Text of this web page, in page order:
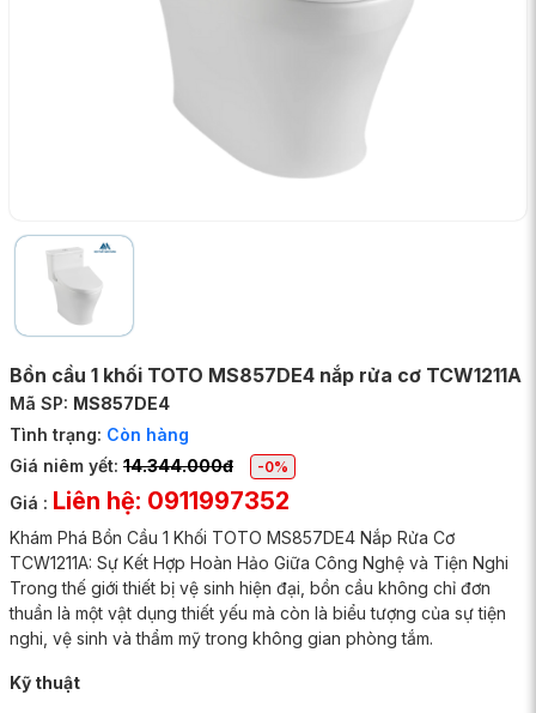
Bồn cầu 1 khối TOTO MS857DE4 nắp rửa cơ TCW1211A
Mã SP: MS857DE4
Tình trạng: Còn hàng
Giá niêm yết: 14.344.000đ -0%
Giá : Liên hệ: 0911997352
Khám Phá Bồn Cầu 1 Khối TOTO MS857DE4 Nắp Rửa Cơ
TCW1211A: Sự Kết Hợp Hoàn Hảo Giữa Công Nghệ và Tiện Nghi
Trong thế giới thiết bị vệ sinh hiện đại, bồn cầu không chỉ đơn
thuần là một vật dụng thiết yếu mà còn là biểu tượng của sự tiện
nghi, vệ sinh và thẩm mỹ trong không gian phòng tắm.
Kỹ thuật